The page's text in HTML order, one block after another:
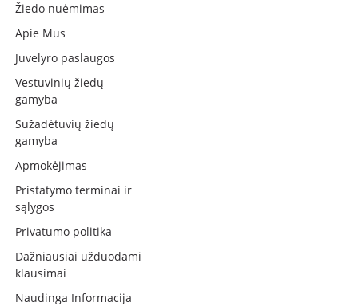
Žiedo nuėmimas
Apie Mus
Juvelyro paslaugos
Vestuvinių žiedų
gamyba
Sužadėtuvių žiedų
gamyba
Apmokėjimas
Pristatymo terminai ir
sąlygos
Privatumo politika
Dažniausiai užduodami
klausimai
Naudinga Informacija